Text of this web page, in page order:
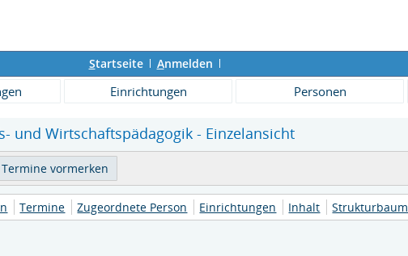
Startseite Anmelden
Einrichtungen Personen
und Wirtschaftspädagogik - Einzelansicht
Termine Zugeordnete Person Einrichtungen Inhalt Strukturbaum